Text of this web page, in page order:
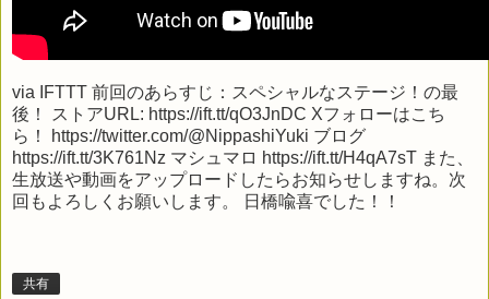
via IFTTT 前回のあらすじ：スペシャルなステージ！の最
後！ ストアURL: https://ift.tt/qO3JnDC Xフォローはこち
ら！ https://twitter.com/@NippashiYuki ブログ
https://ift.tt/3K761Nz マシュマロ https://ift.tt/H4qA7sT また、
生放送や動画をアップロードしたらお知らせしますね。次
回もよろしくお願いします。 日橋喩喜でした！！
共有